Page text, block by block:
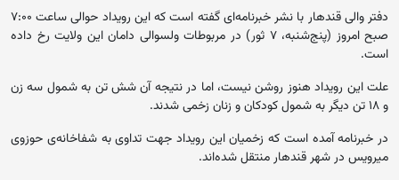
دفتر والی قندهار با نشر خبرنامه‌ای گفته است که این رویداد حوالی ساعت ۷:۰۰
صبح امروز (پنج‌شنبه، ۷ ثور) در مربوطات ولسوالی دامان این ولایت رخ داده
است.
علت این رویداد هنوز روشن نیست، اما در نتیجه آن شش تن به شمول سه زن
و ۱۸ تن دیگر به شمول کودکان و زنان زخمی شدند.
در خبرنامه آمده است که زخمیان این رویداد جهت تداوی به شفاخانه‌ی حوزوی
میرویس در شهر قندهار منتقل شده‌اند.